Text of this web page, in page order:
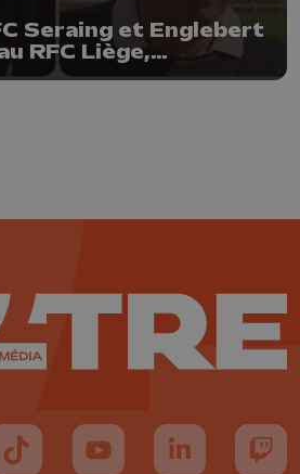
Seraing et Englebert
RFC Liège,
sur Instagram
Suivez-nous sur TikTok
Suivez-nous sur YouTube
Suivez-nous